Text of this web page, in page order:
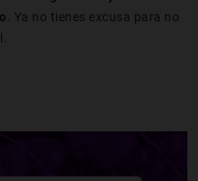
. Ya no tienes excusa para no